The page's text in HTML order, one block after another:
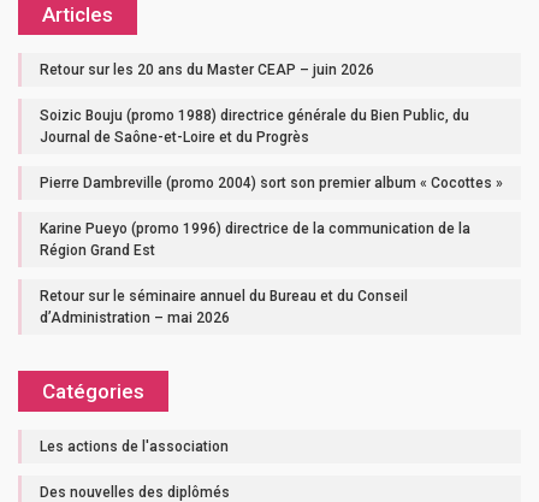
Articles
Retour sur les 20 ans du Master CEAP – juin 2026
Soizic Bouju (promo 1988) directrice générale du Bien Public, du
Journal de Saône-et-Loire et du Progrès
Pierre Dambreville (promo 2004) sort son premier album « Cocottes »
Karine Pueyo (promo 1996) directrice de la communication de la
Région Grand Est
Retour sur le séminaire annuel du Bureau et du Conseil
d’Administration – mai 2026
Catégories
Les actions de l'association
Des nouvelles des diplômés